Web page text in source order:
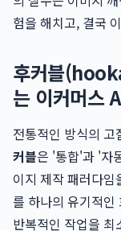
험을 해치고, 결국
후커블
는 이커머스
전통적인 방식의
커블은 '통합'과 '자
이지 제작 패러다임
를 하나의 유기적인
반복적인 작업을